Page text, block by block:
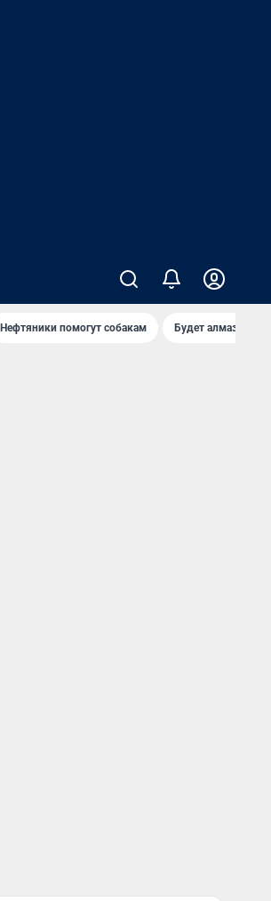
Нефтяники помогут собакам Будет алмазный